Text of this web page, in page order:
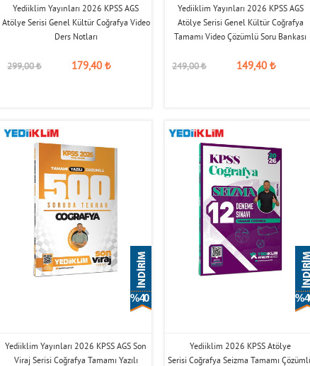
Yediiklim Yayınları 2026 KPSS AGS
Atölye Serisi Genel Kültür Coğrafya Video
Ders Notları
299,00₺ 179,40₺
Yediiklim Yayınları 2026 KPSS AGS
Atölye Serisi Genel Kültür Coğrafya
Tamamı Video Çözümlü Soru Bankası
249,00₺ 149,40₺
% 40
Yediiklim Yayınları 2026 KPSS AGS Son
Viraj Serisi Coğrafya Tamamı Yazılı
%
Yediiklim 2026 KPSS Atölye
Serisi Coğrafya Seizma Tamamı